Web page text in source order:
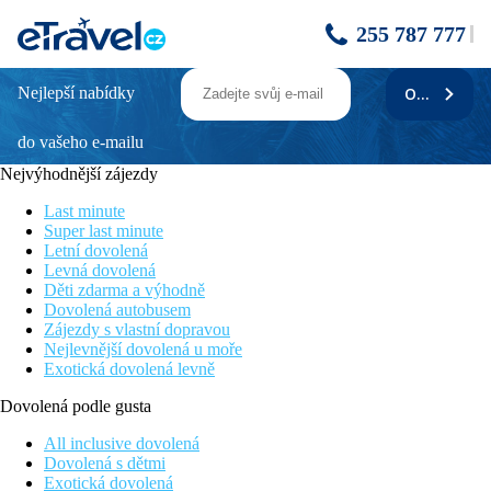
255 787 777
LÚČKY & CHOČ relax v srdci Liptova
Výlety a jiné služby zahrnuté v ceně:
10x léčebná procedura
Umístění ubytování:
Kúpele Lúčky
Cena nezahrnuje:
* komplexní cestovní pojištění UNIQA Covid+ 60,- Kč/os/den
* fakultativní vstupné do navštěvovaných objektů * lázeňská
taxa cca 2 €/os/noc (hradí se na recepci hotelu)
Cena zahrnuje:
* doprava lux busem * 5x ubytování (Kúpeľný hotel Choč 3*) s
plnou penzí * výlety dle programu * služby průvodce * balíček
na cestu * zákonné pojištění CK * MONABONUS
Pobytová taxa (k úhradě na místě):
lázeňská taxa cca 2 €/os/noc (hradí osoby starší 17 let)
Nejlepší nabídky
do vašeho e-mailu
ODEBÍRAT
Nejvýhodnější zájezdy
Last minute
Super last minute
Letní dovolená
Levná dovolená
Děti zdarma a výhodně
Dovolená autobusem
Zájezdy s vlastní dopravou
Nejlevnější dovolená u moře
Exotická dovolená levně
Dovolená podle gusta
All inclusive dovolená
Dovolená s dětmi
Exotická dovolená